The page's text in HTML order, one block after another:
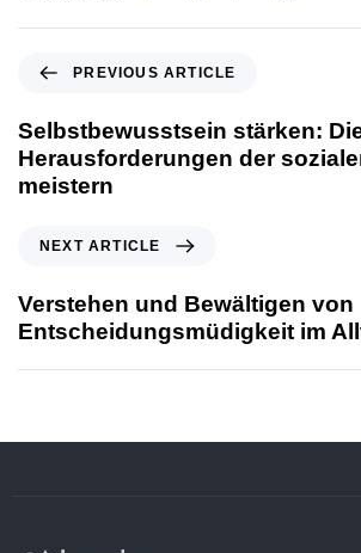
PREVIOUS ARTICLE
Selbstbewusstsein stärken:
Herausforderungen der
meistern
NEXT ARTICLE
Verstehen und Bewältigen von
Entscheidungsmüdigkeit im